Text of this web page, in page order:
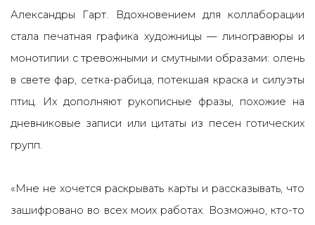
Александры Гарт.
Вдохновением для коллаборации
стала печатная графика художницы — линогравюры и
монотипии с тревожными и смутными образами: олень
в свете фар, сетка-рабица, потекшая краска и силуэты
птиц. Их дополняют рукописные фразы, похожие на
дневниковые записи или цитаты из песен готических
групп.
«Мне не хочется раскрывать карты и рассказывать, что
зашифровано во всех моих работах. Возможно, кто-то